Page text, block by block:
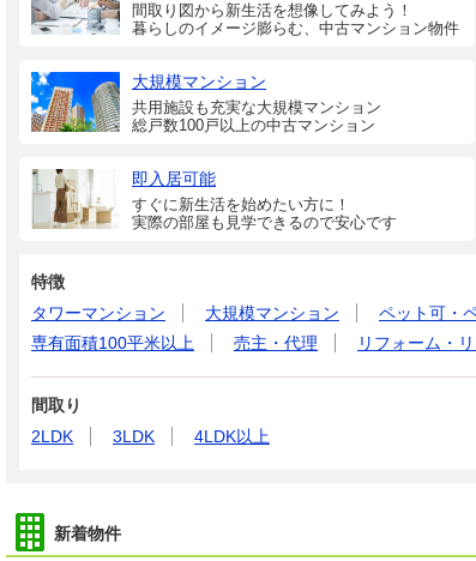
間取り図から新生活を想像してみよう！
暮らしのイメージ膨らむ、中古マンション物件
大規模マンション
共用施設も充実な大規模マンション
総戸数100戸以上の中古マンション
即入居可能
すぐに新生活を始めたい方に！
実際の部屋も見学できるので安心です
特徴
タワーマンション
大規模マンション ペット可・
専有面積100平米以上
売主・代理 リフォーム・
間取り
2LDK
3LDK 4LDK以上
新着物件